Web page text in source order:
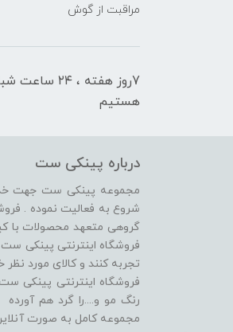
مراقبت از گوش
7روز هفته
هستیم
درباره پینکی ست
مجموعه پینکی ست جهت
شروع به فعالیت نموده .
گروهی متعهد محصولات با
فروشگاه اینترنتی پینکی
تجربه کنند و کالای مورد
فروشگاه اینترنتی پینکی
رنگ مو و....را گرد هم
مجموعه کامل به صورت